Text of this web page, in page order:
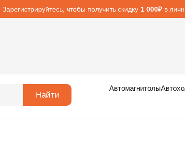
Зарегистрируйтесь, чтобы получить скидку 1 000₽ в
Найти
Автомагнитолы